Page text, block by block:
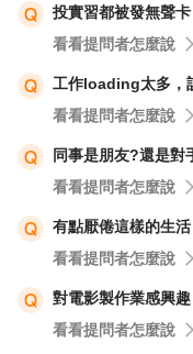
投實習都被發無聲
看看提問者怎麼說
工作loading太多，
看看提問者怎麼說
同事是朋友?還是對
看看提問者怎麼說
有點厭倦這樣的生活
看看提問者怎麼說
對電影製作業感興
看看提問者怎麼說